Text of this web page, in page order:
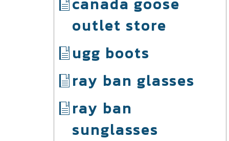
outlet store
ugg boots
ray ban glasses
ray ban
sunglasses